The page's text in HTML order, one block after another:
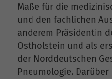
Maße für die
und den fachlichen
anderem Präsidentin
Ostholstein und als
der Norddeutschen
Pneumologie.